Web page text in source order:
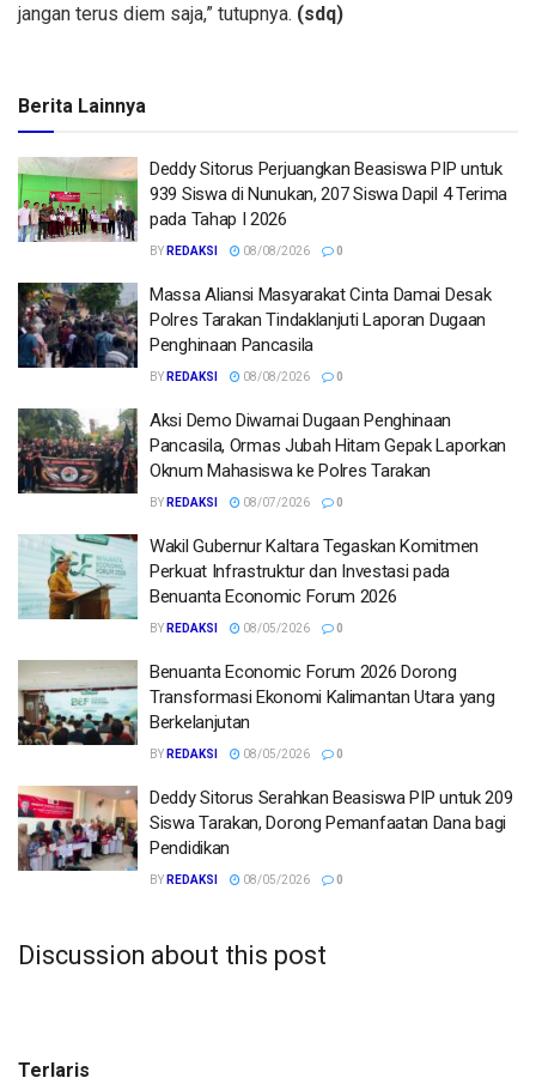
jangan terus diem saja,” tutupnya. (sdq)
Berita Lainnya
Deddy Sitorus Perjuangkan Beasiswa PIP untuk
939 Siswa di Nunukan, 207 Siswa Dapil 4 Terima
pada Tahap I 2026
BY REDAKSI 08/08/2026 0
Massa Aliansi Masyarakat Cinta Damai Desak
Polres Tarakan Tindaklanjuti Laporan Dugaan
Penghinaan Pancasila
BY REDAKSI 08/08/2026 0
Aksi Demo Diwarnai Dugaan Penghinaan
Pancasila, Ormas Jubah Hitam Gepak Laporkan
Oknum Mahasiswa ke Polres Tarakan
BY REDAKSI 08/07/2026 0
Wakil Gubernur Kaltara Tegaskan Komitmen
Perkuat Infrastruktur dan Investasi pada
Benuanta Economic Forum 2026
BY REDAKSI 08/05/2026 0
Benuanta Economic Forum 2026 Dorong
Transformasi Ekonomi Kalimantan Utara yang
Berkelanjutan
BY REDAKSI 08/05/2026 0
Deddy Sitorus Serahkan Beasiswa PIP untuk 209
Siswa Tarakan, Dorong Pemanfaatan Dana bagi
Pendidikan
BY REDAKSI 08/05/2026 0
Discussion about this post
Terlaris